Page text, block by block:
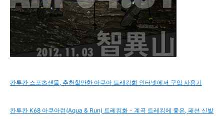
칸투칸 스포츠샌들, 추천할만한 아쿠아 트래킹화 인터넷에서 구입 사용기
칸투칸 K68 아쿠아런(Aqua & Run) 트레킹화 - 계곡 트레킹에 좋은, 패션 신발